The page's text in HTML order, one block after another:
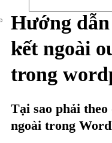
Hướng
kết ngoài
trong
Tại sao phải
ngoài trong